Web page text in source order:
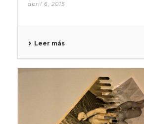
abril 6, 2015
Leer más